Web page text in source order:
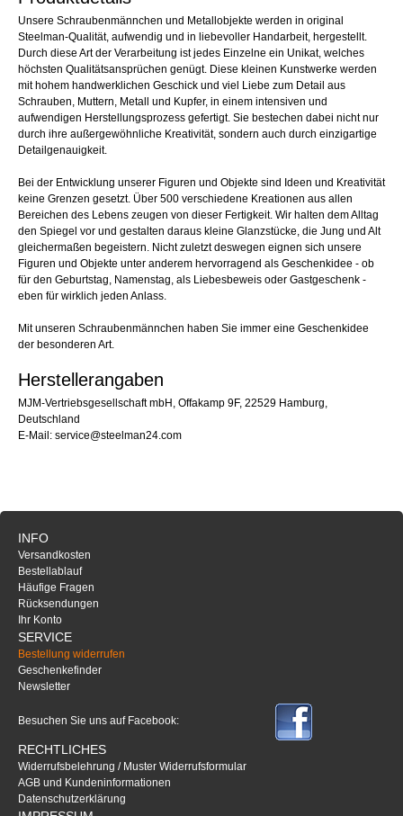
Unsere Schraubenmännchen und Metallobjekte werden in original
Steelman-Qualität, aufwendig und in liebevoller Handarbeit, hergestellt.
Durch diese Art der Verarbeitung ist jedes Einzelne ein Unikat, welches
höchsten Qualitätsansprüchen genügt. Diese kleinen Kunstwerke werden
mit hohem handwerklichen Geschick und viel Liebe zum Detail aus
Schrauben, Muttern, Metall und Kupfer, in einem intensiven und
aufwendigen Herstellungsprozess gefertigt. Sie bestechen dabei nicht nur
durch ihre außergewöhnliche Kreativität, sondern auch durch einzigartige
Detailgenauigkeit.
Bei der Entwicklung unserer Figuren und Objekte sind Ideen und Kreativität
keine Grenzen gesetzt. Über 500 verschiedene Kreationen aus allen
Bereichen des Lebens zeugen von dieser Fertigkeit. Wir halten dem Alltag
den Spiegel vor und gestalten daraus kleine Glanzstücke, die Jung und Alt
gleichermaßen begeistern. Nicht zuletzt deswegen eignen sich unsere
Figuren und Objekte unter anderem hervorragend als Geschenkidee - ob
für den Geburtstag, Namenstag, als Liebesbeweis oder Gastgeschenk -
eben für wirklich jeden Anlass.
Mit unseren Schraubenmännchen haben Sie immer eine Geschenkidee
der besonderen Art.
Herstellerangaben
MJM-Vertriebsgesellschaft mbH, Offakamp 9F, 22529 Hamburg,
Deutschland
E-Mail: service@steelman24.com
INFO
Versandkosten
Bestellablauf
Häufige Fragen
Rücksendungen
Ihr Konto
SERVICE
Bestellung widerrufen
Geschenkefinder
Newsletter
Besuchen Sie uns auf Facebook:
RECHTLICHES
Widerrufsbelehrung / Muster Widerrufsformular
AGB und Kundeninformationen
Datenschutzerklärung